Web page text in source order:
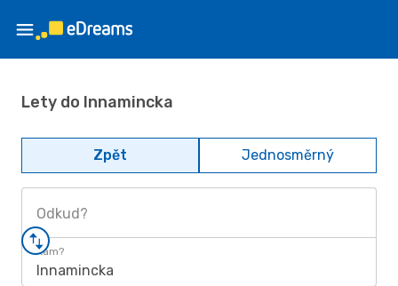
Lety do Innamincka
Zpět Jednosměrný
Odkud?
Kam?
Innamincka